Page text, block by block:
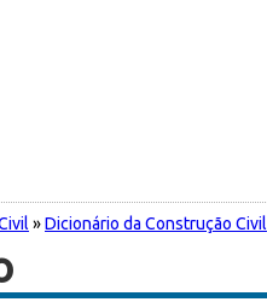
»Dicionário da Construção Civil